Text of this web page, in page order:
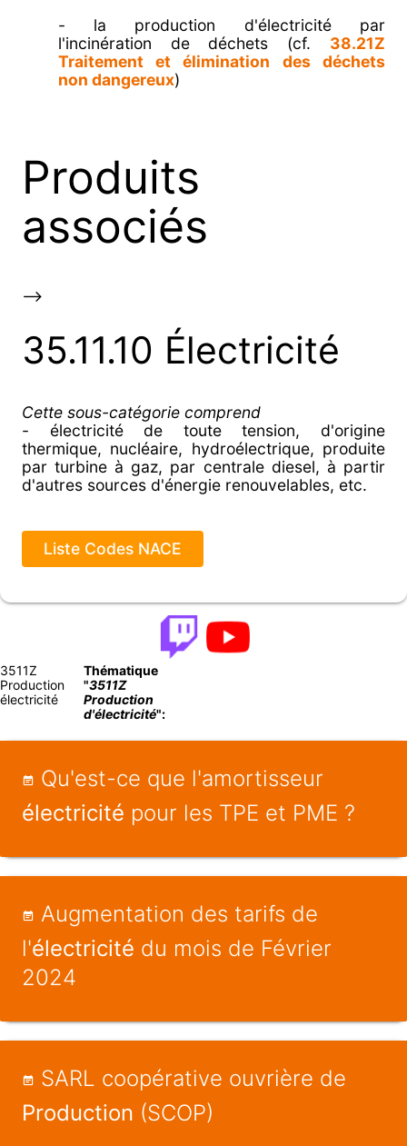
- la production d'électricité par
l'incinération de déchets (cf. 38.21Z
Traitement et élimination des déchets
non dangereux)
Produits
associés
-->
35.11.10 Électricité
Cette sous-catégorie comprend
- électricité de toute tension, d'origine
thermique, nucléaire, hydroélectrique, produite
par turbine à gaz, par centrale diesel, à partir
d'autres sources d'énergie renouvelables, etc.
Liste Codes NACE
3511Z
Production
électricité
Thématique
"3511Z
Production
d'électricité":
Qu'est-ce que l'amortisseur
électricité pour les TPE et PME ?
Augmentation des tarifs de
l'électricité du mois de Février
2024
SARL coopérative ouvrière de
Production (SCOP)